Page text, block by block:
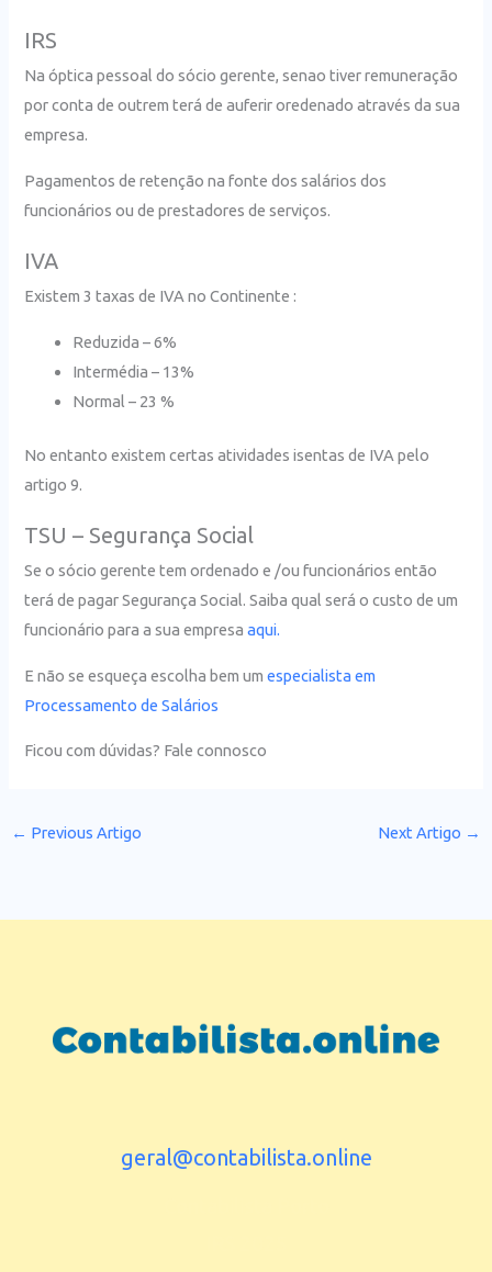
IRS
Na óptica pessoal do sócio gerente, senao tiver remuneração
por conta de outrem terá de auferir oredenado através da sua
empresa.
Pagamentos de retenção na fonte dos salários dos
funcionários ou de prestadores de serviços.
IVA
Existem 3 taxas de IVA no Continente :
Reduzida – 6%
Intermédia – 13%
Normal – 23 %
No entanto existem certas atividades isentas de IVA pelo
artigo 9.
TSU – Segurança Social
Se o sócio gerente tem ordenado e /ou funcionários então
terá de pagar Segurança Social. Saiba qual será o custo de um
funcionário para a sua empresaaqui.
E não se esqueça escolha bem umespecialista em
Processamento de Salários
Ficou com dúvidas? Fale connosco
← Previous Artigo Next Artigo →
geral@contabilista.online